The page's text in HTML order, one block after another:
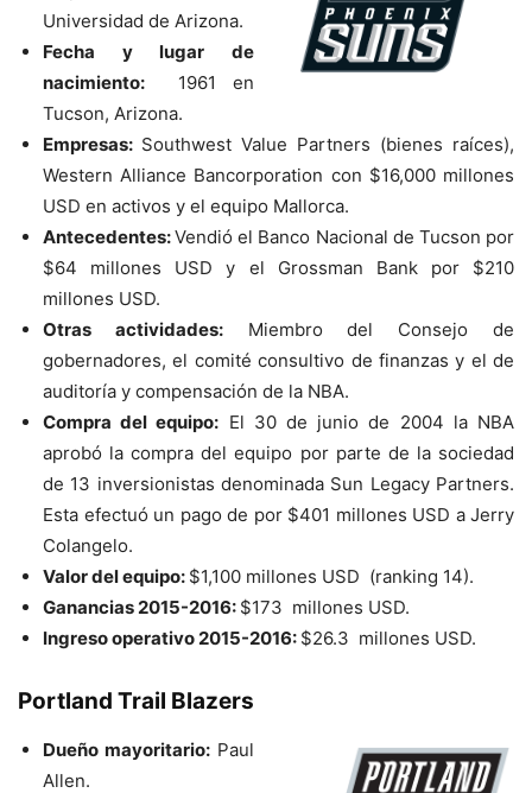
Universidad de Arizona.
Fecha y lugar de
nacimiento: 1961 en
Tucson, Arizona.
Empresas: Southwest Value Partners (bienes raíces),
Western Alliance Bancorporation con $16,000 millones
USD en activos y el equipo Mallorca.
Antecedentes:Vendió el Banco Nacional de Tucson por
$64 millones USD y el Grossman Bank por $210
millones USD.
Otras actividades:Miembro del Consejo de
gobernadores, el comité consultivo de finanzas y el de
auditoría y compensación de la NBA.
Compra del equipo: El 30 de junio de 2004 la NBA
aprobó la compra del equipo por parte de la sociedad
de 13 inversionistas denominada Sun Legacy Partners.
Esta efectuó un pago de por $401 millones USD a Jerry
Colangelo.
Valor del equipo: $1,100 millones USD (ranking 14).
Ganancias 2015-2016: $173 millones USD.
Ingreso operativo 2015-2016: $26.3 millones USD.
Portland Trail Blazers
Dueño mayoritario: Paul
Allen.